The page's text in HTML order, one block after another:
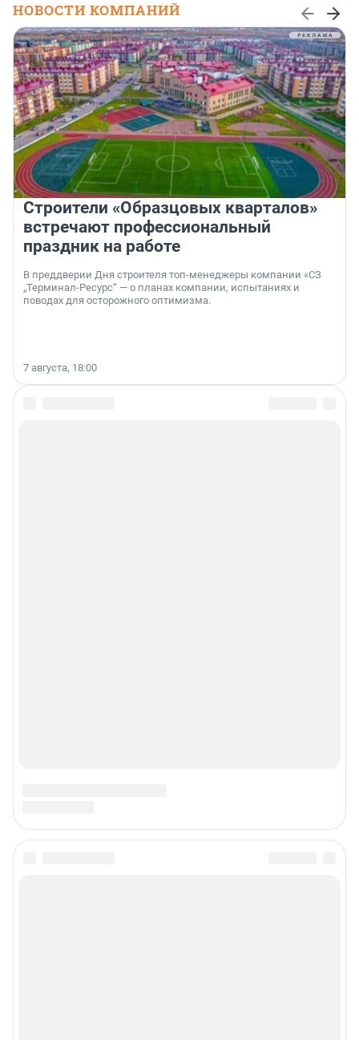
НОВОСТИ КОМПАНИЙ
Строители «Образцовых кварталов»
встречают профессиональный
праздник на работе
В преддверии Дня строителя топ-менеджеры компании «СЗ
„Терминал-Ресурс“ — о планах компании, испытаниях и
поводах для осторожного оптимизма.
7 августа, 18:00